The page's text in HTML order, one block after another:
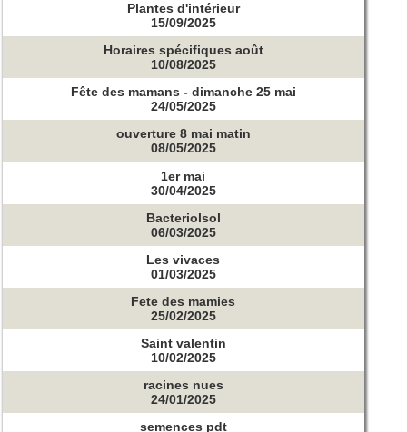
Plantes d'intérieur
15/09/2025
Horaires spécifiques août
10/08/2025
Fête des mamans - dimanche 25 mai
24/05/2025
ouverture 8 mai matin
08/05/2025
1er mai
30/04/2025
Bacteriolsol
06/03/2025
Les vivaces
01/03/2025
Fete des mamies
25/02/2025
Saint valentin
10/02/2025
racines nues
24/01/2025
semences pdt